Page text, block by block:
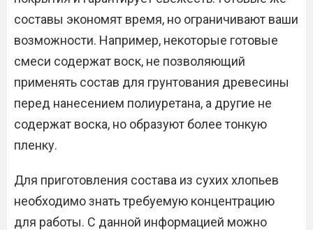
составы экономят время, но ограничивают ваши
возможности. Например, некоторые готовые
смеси содержат воск, не позволяющий
применять состав для грунтования древесины
перед нанесением полиуретана, а другие не
содержат воска, но образуют более тонкую
пленку.
Для приготовления состава из сухих хлопьев
необходимо знать требуемую концентрацию
для работы. С данной информацией можно